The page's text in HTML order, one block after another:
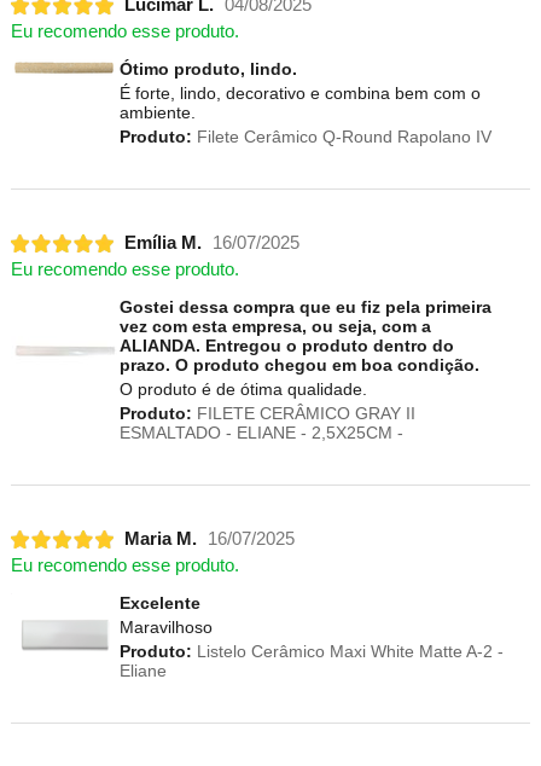
Lucimar L. 04/08/2025
Eu recomendo esse produto.
Ótimo produto, lindo.
É forte, lindo, decorativo e combina bem com o
ambiente.
Produto: Filete Cerâmico Q-Round Rapolano IV
Emília M.
16/07/2025
Eu recomendo esse produto.
Gostei dessa compra que eu fiz pela primeira
vez com esta empresa, ou seja, com a
ALIANDA. Entregou o produto dentro do
prazo. O produto chegou em boa condição.
O produto é de ótima qualidade.
Produto: FILETE CERÂMICO GRAY II
ESMALTADO - ELIANE - 2,5X25CM -
Maria M.
16/07/2025
Eu recomendo esse produto.
Excelente
Maravilhoso
Produto: Listelo Cerâmico Maxi White Matte A-2 -
Eliane